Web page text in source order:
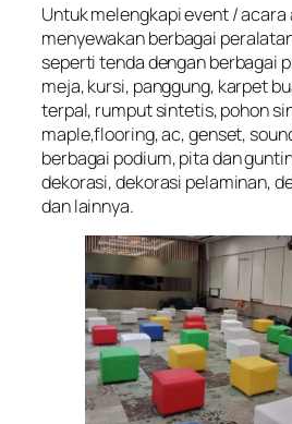
Untuk melengkapi event / acara
menyewakan berbagai
seperti tenda dengan berbagai
meja, kursi, panggung, karpet
terpal, rumput sintetis, pohon
maple,flooring, ac, genset,
berbagai podium, pita dan
dekorasi, dekorasi pelaminan,
dan lainnya.